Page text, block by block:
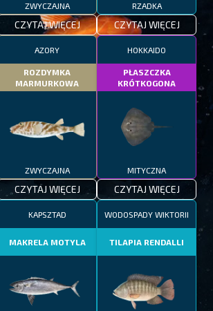
ZWYCZAJNA
CZYTAJ WIĘCEJ
RZADKA
CZYTAJ WIĘCEJ
AZORY
ROZDYMKA
MARMURKOWA
ZWYCZAJNA
CZYTAJ WIĘCEJ
HOKKAIDO
PŁASZCZKA
KRÓTKOGONA
MITYCZNA
CZYTAJ WIĘCEJ
KAPSZTAD
MAKRELA MOTYLA
WODOSPADY WIKTORII
TILAPIA RENDALLI